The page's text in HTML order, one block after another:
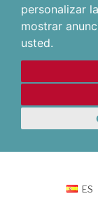
personalizar
mostrar
usted.
ES